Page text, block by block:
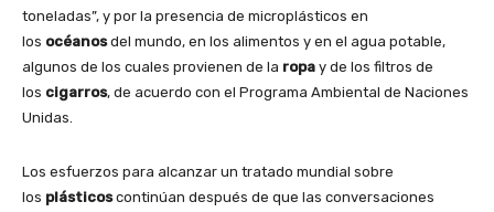
toneladas”, y por la presencia de microplásticos en
los océanosdel mundo, en los alimentos y en el agua potable,
algunos de los cuales provienen de la ropa y de los filtros de
los cigarros, de acuerdo con el Programa Ambiental de Naciones
Unidas.
Los esfuerzos para alcanzar un tratado mundial sobre
los plásticoscontinúan después de que las conversaciones